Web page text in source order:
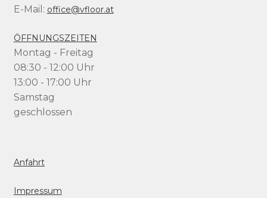
E-Mail: office@vfloor.at
ÖFFNUNGSZEITEN
Montag - Freitag
08:30 - 12:00 Uhr
13:00 - 17:00 Uhr
Samstag
geschlossen
Anfahrt
Impressum